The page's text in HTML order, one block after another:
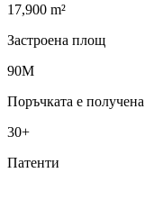
17,900 m²
Застроена площ
90M
Поръчката е получена
30+
Патенти